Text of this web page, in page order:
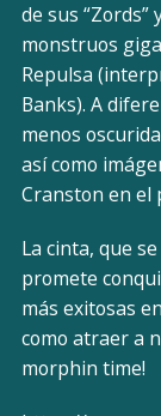
de sus
monstruos
Repulsa
Banks). A
menos
así como
Cranston en el
La cinta, que
promete
más exitosas
como atraer a
morphin time!